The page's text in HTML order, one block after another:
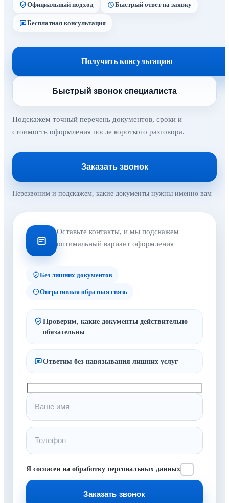
Официальный подход Быстрый ответ на заявку
Бесплатная консультация
Получить консультацию
Быстрый звонок специалиста
Подскажем точный перечень документов, сроки и
стоимость оформления после короткого разговора.
Заказать звонок
Перезвоним и подскажем, какие документы нужны именно вам
Оставьте контакты, и мы подскажем
оптимальный вариант оформления
Без лишних документов
Оперативная обратная связь
Проверим, какие документы действительно
обязательны
Ответим без навязывания лишних услуг
Я согласен на обработку персональных данных